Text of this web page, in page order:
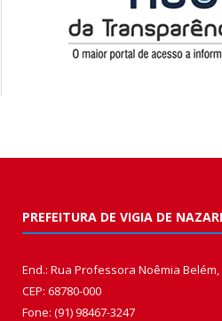
PREFEITURA DE VIGIA DE
End.: Rua Professora Noêmia Belém,
CEP: 68780-000
Fone: (91) 98467-3247